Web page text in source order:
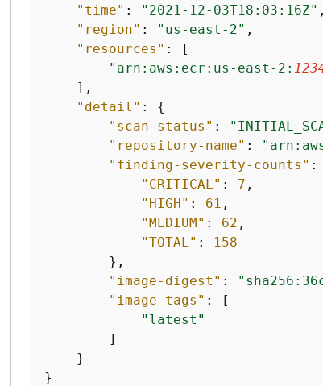
"time" : "2021-12-03T18:03:16Z" ,
"region" : "us-east-2" ,
"resources" : [
"arn:aws:ecr:us-east-2:
    ],
"detail" : {
"scan-status" :
"repository-name" :
"finding-severity-counts" :
"CRITICAL" : 7 ,
"HIGH" : 61 ,
"MEDIUM" : 62 ,
"TOTAL" :
158
        },
"image-digest" :
"image-tags" : [
"latest"
        ]
    }
}